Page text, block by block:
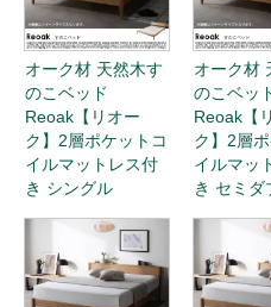
オーク材 天然木す
のこベッド
Reoak【リオー
ク】国産ポケット
コイルマットレス
付き（ハード） セ
オーク材
のこベッ
Reoak【
ク】国産
コイルマ
付き（ハ